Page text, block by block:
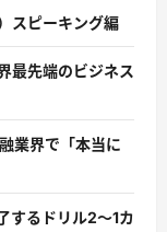
スピーキング編
最先端のビジネス
業界で「本当に
するドリル2〜1カ